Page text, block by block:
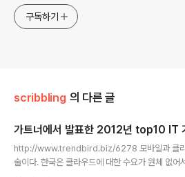
구독하기
scribbling 의 다른 글
가트너에서 발표한 2012년 top10 IT
http://www.trendbird.biz/6278 모바일과 클라
술이다. 한국은 클라우드에 대한 수요가 원체 없어